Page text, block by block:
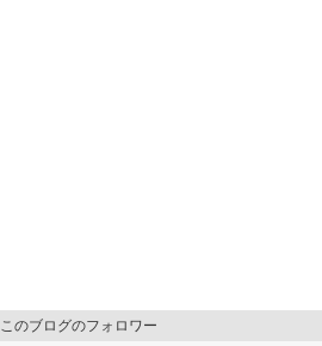
このブログのフォロワー